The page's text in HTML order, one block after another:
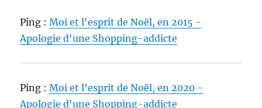
Ping :Moi et l'esprit de Noël, en 2015 -
Apologie d'une Shopping-addicte
Ping :Moi et l’esprit de Noël, en 2020 -
Apologie d'une Shopping-addicte